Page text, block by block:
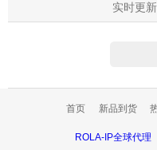
首页 新品到货
ROLA-IP全球代理